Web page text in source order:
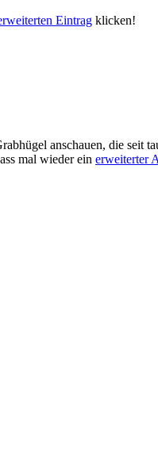
Eintrag klicken!
anschauen, die seit
mal wieder ein erweiterter